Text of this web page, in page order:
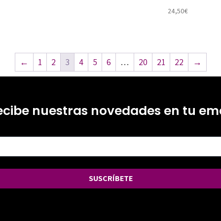
24,50€
← 1 2 3 4 5 6 … 20 21 22 →
nuestras novedades en tu
SUSCRÍBETE